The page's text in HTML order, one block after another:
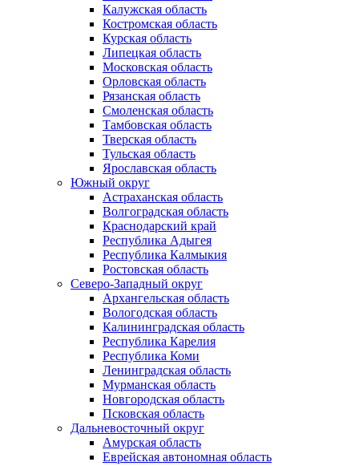
Калужская область
Костромская область
Курская область
Липецкая область
Московская область
Орловская область
Рязанская область
Смоленская область
Тамбовская область
Тверская область
Тульская область
Ярославская область
Южный округ
Астраханская область
Волгоградская область
Краснодарский край
Республика Адыгея
Республика Калмыкия
Ростовская область
Северо-Западный округ
Архангельская область
Вологодская область
Калининградская область
Республика Карелия
Республика Коми
Ленинградская область
Мурманская область
Новгородская область
Псковская область
Дальневосточный округ
Амурская область
Еврейская автономная область